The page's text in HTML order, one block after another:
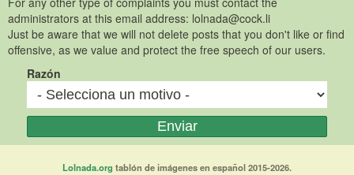
administrators at this email address: lolnada@cock.li
Just be aware that we will not delete posts that you don't like or find
offensive, as we value and protect the free speech of our users.
Razón
Lolnada.org tablón de imágenes en español 2015-2026.